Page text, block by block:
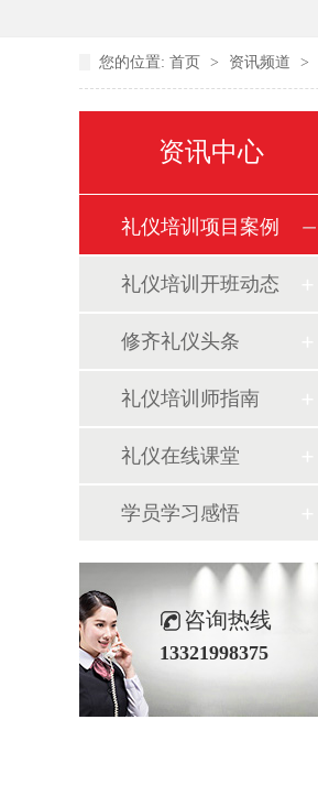
您的位置: 首页 > 资讯频道 >
资讯中心
礼仪培训项目案例
礼仪培训开班动态
修齐礼仪头条
礼仪培训师指南
礼仪在线课堂
学员学习感悟
咨询热线
13321998375